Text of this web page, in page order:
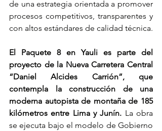
de una estrategia orientada a promover
procesos competitivos, transparentes y
con altos estándares de calidad técnica.
El Paquete 8 en Yauli es parte del
proyecto de la Nueva Carretera Central
“Daniel Alcides Carrión”, que
contempla la construcción de una
moderna autopista de montaña de 185
kilómetros entre Lima y Junín. La obra
se ejecuta bajo el modelo de Gobierno